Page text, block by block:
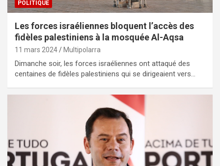
POLITIQUE
Les forces israéliennes bloquent l’accès des
fidèles palestiniens à la mosquée Al-Aqsa
11 mars 2024 Multipolarra
Dimanche soir, les forces israéliennes ont attaqué des
centaines de fidèles palestiniens qui se dirigeaient vers…